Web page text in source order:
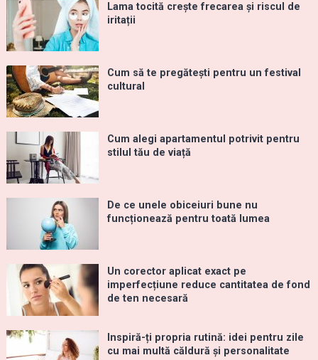
Lama tocită crește frecarea și riscul de
iritații
Cum să te pregătești pentru un festival
cultural
Cum alegi apartamentul potrivit pentru
stilul tău de viață
De ce unele obiceiuri bune nu
funcționează pentru toată lumea
Un corector aplicat exact pe
imperfecțiune reduce cantitatea de fond
de ten necesară
Inspiră-ți propria rutină: idei pentru zile
cu mai multă căldură și personalitate